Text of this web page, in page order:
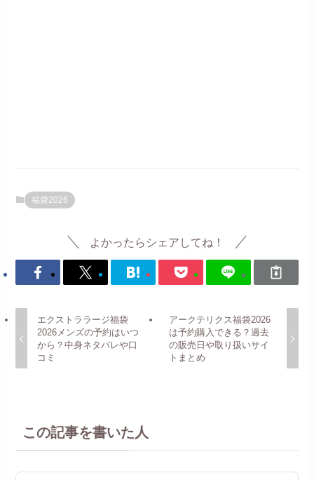
福袋2026
よかったらシェアしてね！
エクストララージ福袋
2026メンズの予約はいつ
から？中身ネタバレや口
コミ
アークテリクス福袋2026
は予約購入できる？過去
の販売日や取り扱いサイ
トまとめ
この記事を書いた人